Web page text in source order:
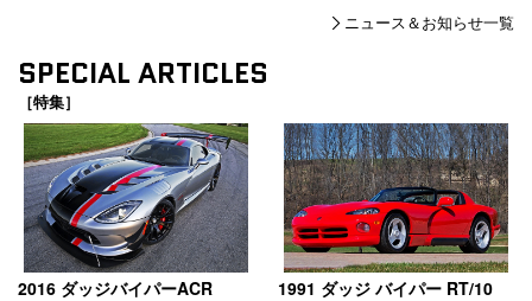
ニュース＆お知らせ一覧
SPECIAL ARTICLES
［特集］
2016 ダッジバイパーACR 1991 ダッジ バイパー RT/10